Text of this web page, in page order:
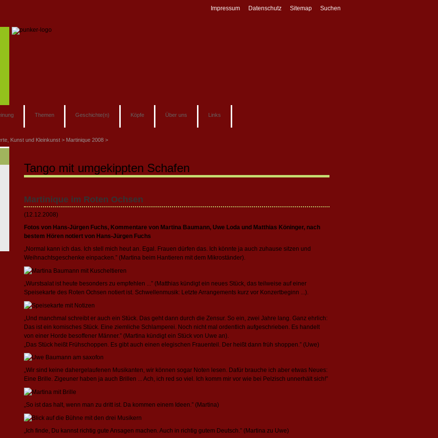
Themen Geschichte(n) Köpfe Über uns Links
Kunst und Kleinkunst Martinique 2008
Impressum Datenschutz Sitemap Suchen
Tango mit umgekippten Schafen
Martinique im Roten Ochsen
(12.12.2008)
Fotos von Hans-Jürgen Fuchs, Kommentare von Martina Baumann, Uwe Loda und Matthias Köninger, nach
bestem Hören notiert von Hans-Jürgen Fuchs
„Normal kann ich das. Ich stell mich heut an. Egal. Frauen dürfen das. Ich könnte ja auch zuhause sitzen und
Weihnachtsgeschenke einpacken.” (Martina beim Hantieren mit dem Mikroständer).
„Wurstsalat ist heute besonders zu empfehlen ...” (Matthias kündigt ein neues Stück, das teilweise auf einer
Speisekarte des Roten Ochsen notiert ist. Schwellenmusik: Letzte Arrangements kurz vor Konzertbeginn ...).
„Und manchmal schreibt er auch ein Stück. Das geht dann durch die Zensur. So ein, zwei Jahre lang. Ganz ehrlich:
Das ist ein komisches Stück. Eine ziemliche Schlamperei. Noch nicht mal ordentlich aufgeschrieben. Es handelt
von einer Horde besoffener Männer.” (Martina kündigt ein Stück von Uwe an).
„Das Stück heißt Frühschoppen. Es gibt auch einen elegischen Frauenteil. Der heißt dann früh shoppen.” (Uwe)
„Wir sind keine dahergelaufenen Musikanten, wir können sogar Noten lesen. Dafür brauche ich aber etwas Neues:
Eine Brille. Zigeuner haben ja auch Brillen ... Ach, ich red so viel. Ich komm mir vor wie bei Pelzisch unnerhält sich!”
„So ist das halt, wenn man zu dritt ist. Da kommen einem Ideen.” (Martina)
„Ich finde, Du kannst richtig gute Ansagen machen. Auch in richtig gutem Deutsch.” (Martina zu Uwe)